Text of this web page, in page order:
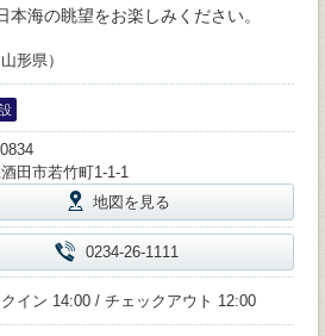
海の眺望をお楽しみください。
形県）
田市若竹町1-1-1
地図を見る
0234-26-1111
イン 14:00 / チェックアウト 12:00